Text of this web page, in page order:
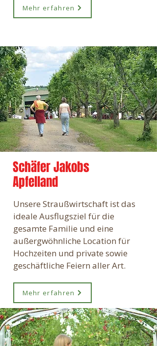
Mehr erfahren
Schäfer Jakobs
Apfelland
Unsere Straußwirtschaft ist das
ideale Ausflugsziel für die
gesamte Familie und eine
außergwöhnliche Location für
Hochzeiten und private sowie
geschäftliche Feiern aller Art.
Mehr erfahren